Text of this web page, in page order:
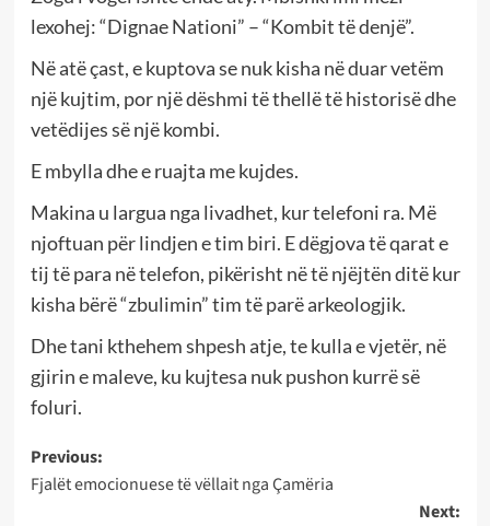
lexohej: “Dignae Nationi” – “Kombit të denjë”.
Në atë çast, e kuptova se nuk kisha në duar vetëm
një kujtim, por një dëshmi të thellë të historisë dhe
vetëdijes së një kombi.
E mbylla dhe e ruajta me kujdes.
Makina u largua nga livadhet, kur telefoni ra. Më
njoftuan për lindjen e tim biri. E dëgjova të qarat e
tij të para në telefon, pikërisht në të njëjtën ditë kur
kisha bërë “zbulimin” tim të parë arkeologjik.
Dhe tani kthehem shpesh atje, te kulla e vjetër, në
gjirin e maleve, ku kujtesa nuk pushon kurrë së
foluri.
Post
navigation
Previous:
Fjalët emocionuese të vëllait nga Çamëria
Next: